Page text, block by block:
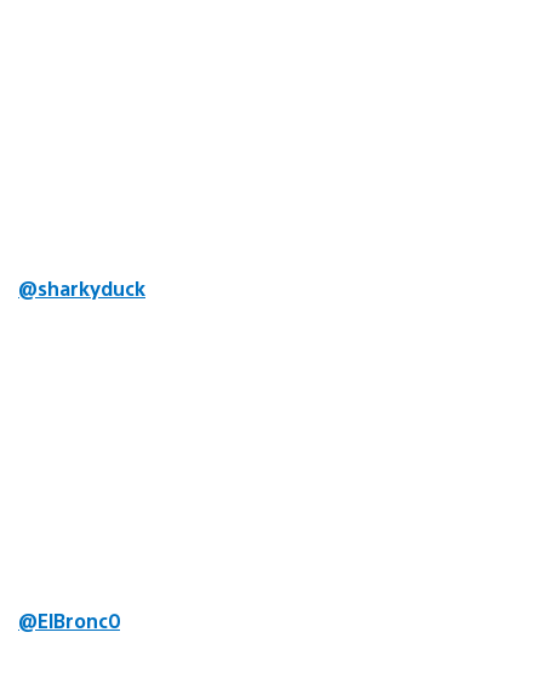
@sharkyduck
@ElBronc0